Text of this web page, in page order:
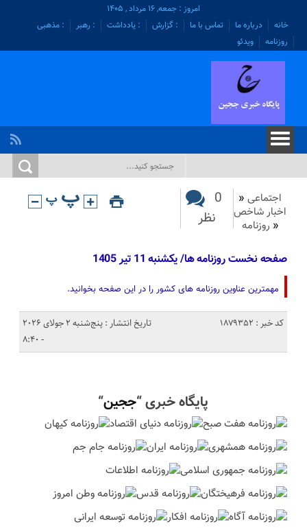
امروز : جمعه, ۱۶ مرداد , ۱۴۰۵
خانه
درباره ما تماس با ما : گزارش : یادداشت : رهبر
: مذهبی
روزنامه
ویدئو
اجتماعی «
اخبار شاخص
« روزنامه
0
نظر
صفحه نخست روزنامه ها/ یکشنبه 11 تیر 1405
مهمترین عناوین روزنامه های کشور را در این صفحه بخوانید.
کد خبر : 1879352
تاریخ انتشار : پنج‌شنبه 2 جولای 2026
- 8:40
پایگاه خبری “ججین“